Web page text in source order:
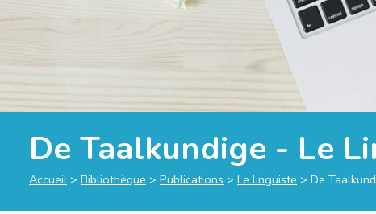
De Taalkundige - Le
Accueil > Bibliothèque > Publications > Le linguiste > De